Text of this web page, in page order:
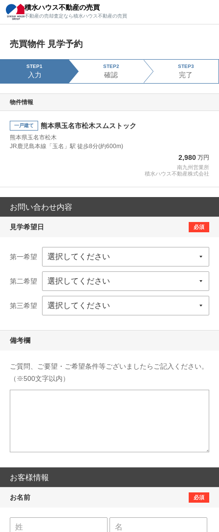
積水ハウス不動産の売買
不動産の売却査定なら積水ハウス不動産の売買
売買物件 見学予約
STEP1
入力
STEP2
確認
STEP3
完了
物件情報
一戸建て 熊本県玉名市松木スムストック
熊本県玉名市松木
JR鹿児島本線「玉名」駅 徒歩8分(約600m)
2,980 万円
南九州営業所
積水ハウス不動産株式会社
お問い合わせ内容
見学希望日 必須
第一希望
第二希望
第三希望
備考欄
ご質問、ご要望・ご希望条件等ございましたらご記入ください。
（※500文字以内）
お客様情報
お名前 必須
積水ハウス不動産の売買
不動産の売却査定なら積水ハウス不動産の売買